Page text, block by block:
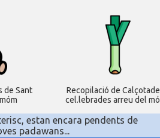
de Sant
Recopilació de
cel.lebrades arreu del
estan encara pendents de
padawans...